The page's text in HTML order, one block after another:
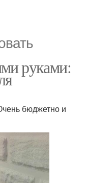
руками:
бюджетно и